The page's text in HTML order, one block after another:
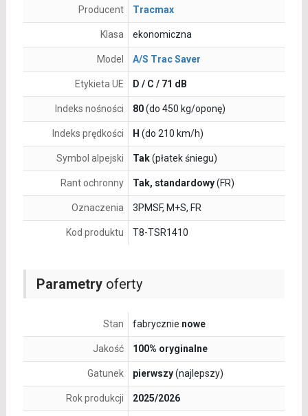
Parametryoferty
Stan fabrycznie nowe
Jakość 100% oryginalne
Gatunek pierwszy(najlepszy)
Rok produkcji 2025/2026
Producent Tracmax
Klasa ekonomiczna
Model A/S Trac Saver
Etykieta UE D / C / 71 dB
Indeks nośności 80(do 450 kg/oponę)
Indeks prędkości H (do 210 km/h)
Symbol alpejski Tak(płatek śniegu)
Rant ochronny Tak, standardowy(FR)
Oznaczenia 3PMSF, M+S, FR
Kod produktu T8-TSR1410